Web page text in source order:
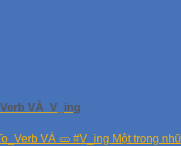
VÀ V_ing
VÀ 🥒 #V_ing Một trong